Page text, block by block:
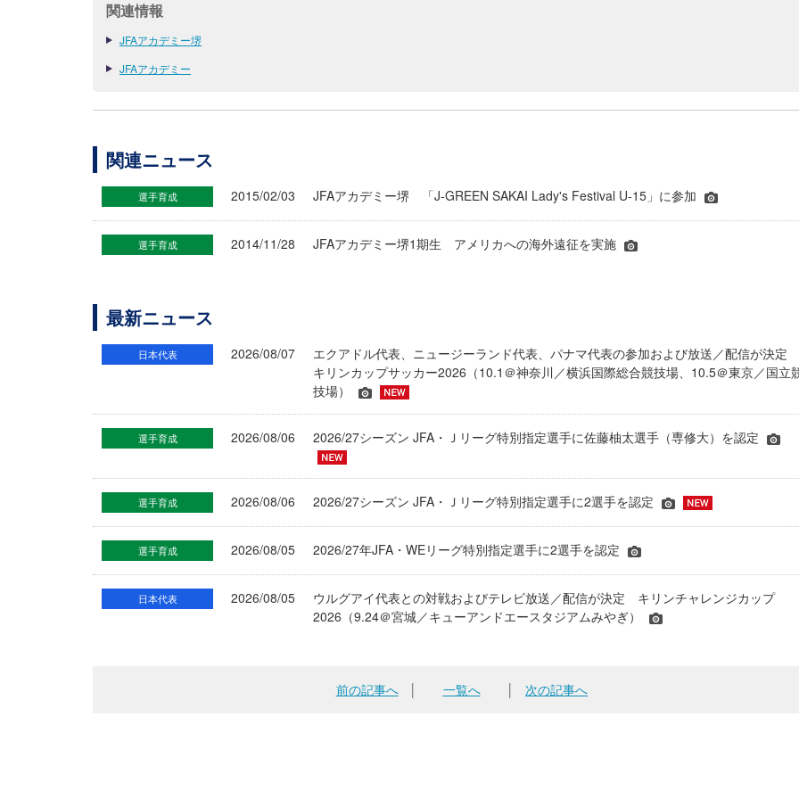
関連情報
JFAアカデミー堺
JFAアカデミー
関連ニュース
選手育成 2015/02/03 JFAアカデミー堺 「J-GREEN SAKAI Lady's Festival U-15」に参加
選手育成 2014/11/28 JFAアカデミー堺1期生 アメリカへの海外遠征を実施
最新ニュース
日本代表 2026/08/07
エクアドル代表、ニュージーランド代表、パナマ代表の参加および放送／配信が決定
キリンカップサッカー2026（10.1＠神奈川／横浜国際総合競技場、10.5＠東京／国立
技場）
選手育成 2026/08/06 2026/27シーズン JFA・Ｊリーグ特別指定選手に佐藤柚太選手（専修大）を認定
選手育成 2026/08/06 2026/27シーズン JFA・Ｊリーグ特別指定選手に2選手を認定
選手育成 2026/08/05 2026/27年JFA・WEリーグ特別指定選手に2選手を認定
日本代表 2026/08/05
ウルグアイ代表との対戦およびテレビ放送／配信が決定 キリンチャレンジカップ
2026（9.24＠宮城／キューアンドエースタジアムみやぎ）
前の記事へ│ 一覧へ 次の記事へ